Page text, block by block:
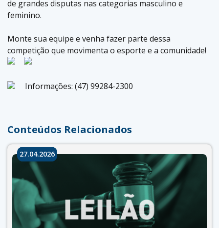
de grandes disputas nas categorias masculino e
feminino.
Monte sua equipe e venha fazer parte dessa
competição que movimenta o esporte e a comunidade!
Informações: (47) 99284-2300
Conteúdos Relacionados
27.04.2026